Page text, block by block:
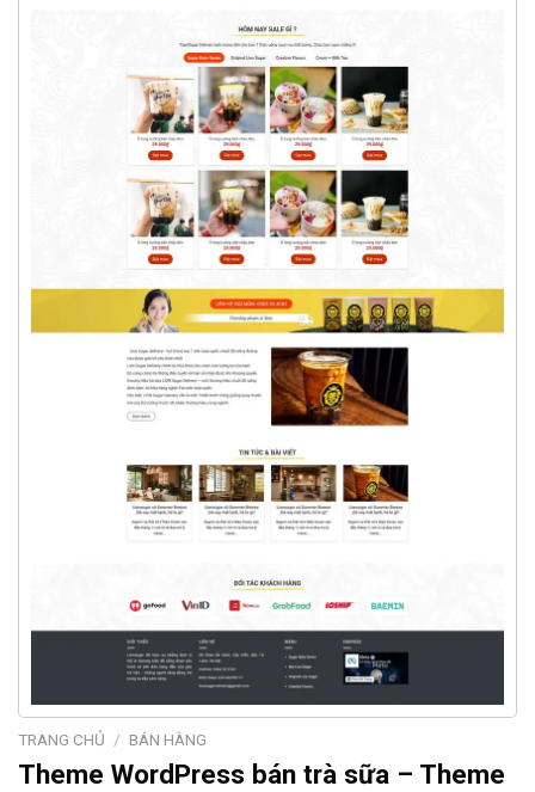
TRANG CHỦ / BÁN HÀNG
Theme WordPress bán trà sữa – Theme